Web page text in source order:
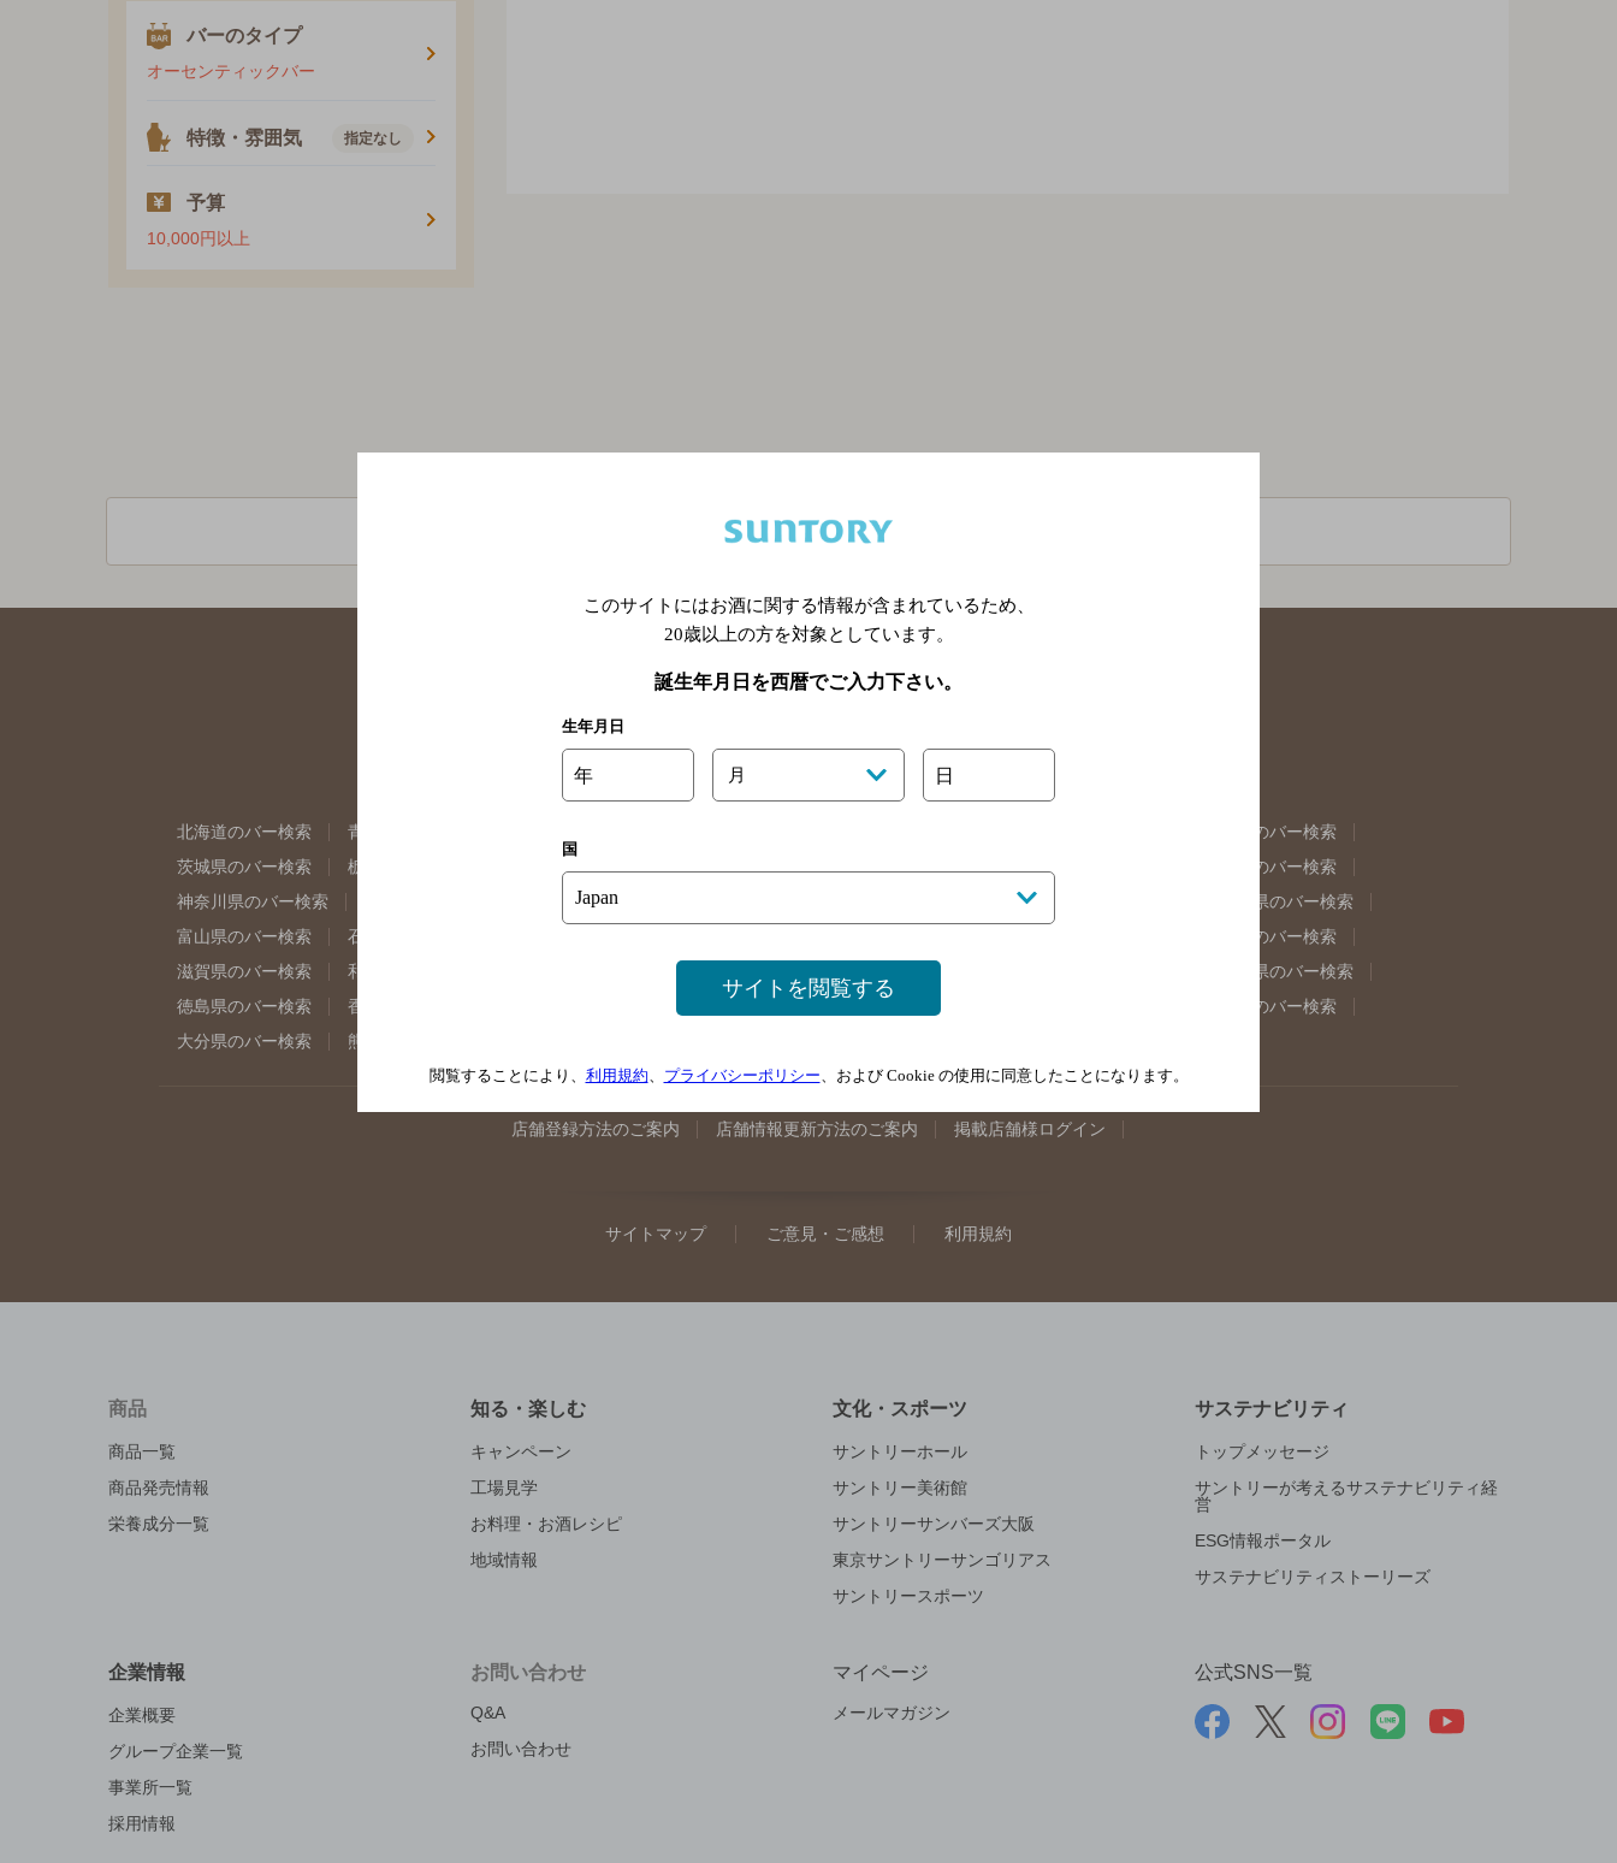
バーのタイプ
オーセンティックバー
特徴・雰囲気 指定なし
予算
10,000円以上
関連ページ
北海道のバー検索 青森県のバー検索
福島県のバー検索
茨城県のバー検索
栃木県のバー検索
東京都のバー検索
神奈川県のバー検索
埼玉県のバー検索
岐阜県のバー検索
富山県のバー検索
石川県のバー検索
奈良県のバー検索
滋賀県のバー検索
和歌山県のバー検索 山口県のバー検索
島根県のバー検索
徳島県のバー検索
香川県のバー検索
佐賀県のバー検索
大分県のバー検索
熊本県のバー検索
店舗登録方法のご案内 店舗情報更新方法のご案内 掲載店舗様ログイン
サイトマップ ご意見・ご感想 利用規約
商品
商品一覧
商品発売情報
栄養成分一覧
知る・楽しむ
キャンペーン
工場見学
お料理・お酒レシピ
地域情報
文化・スポーツ
サントリーホール
サントリー美術館
サントリーサンバーズ大阪
東京サントリーサンゴリアス
サントリースポーツ
サステナビリティ
トップメッセージ
サントリーが考えるサステナビリティ経
営
ESG情報ポータル
サステナビリティストーリーズ
企業情報
企業概要
グループ企業一覧
事業所一覧
採用情報
お問い合わせ
Q&A
お問い合わせ
マイページ
メールマガジン
公式SNS一覧
このサイトにはお酒に関する情報が含まれているため、
20歳以上の方を対象としています。
誕生年月日を西暦でご入力下さい。
生年月日
年 月 日
国
サイトを閲覧する
閲覧することにより、 利用規約、 プライバシーポリシー、および Cookie の使用に同意したことになります。